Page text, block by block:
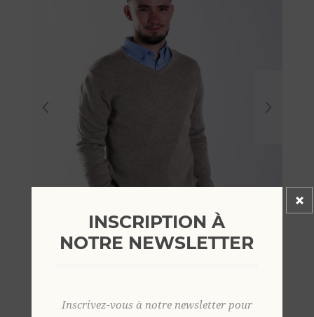
INSCRIPTION À
NOTRE NEWSLETTER
Inscrivez-vous à notre newsletter pour